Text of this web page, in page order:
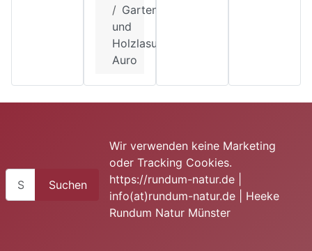
Garten
und
Holzlasuren
Auro
Suchen
Wir verwenden keine Marketing
oder Tracking Cookies.
https://rundum-natur.de |
info(at)rundum-natur.de | Heeke
Rundum Natur Münster